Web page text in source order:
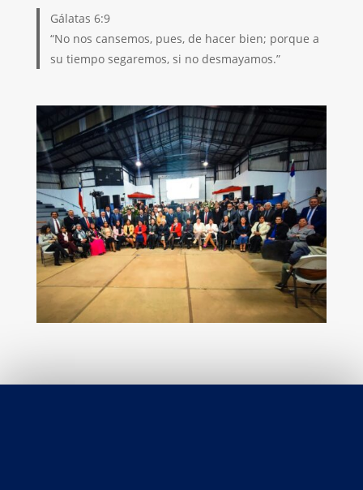
Gálatas 6:9
“No nos cansemos, pues, de hacer bien; porque a
su tiempo segaremos, si no desmayamos.”